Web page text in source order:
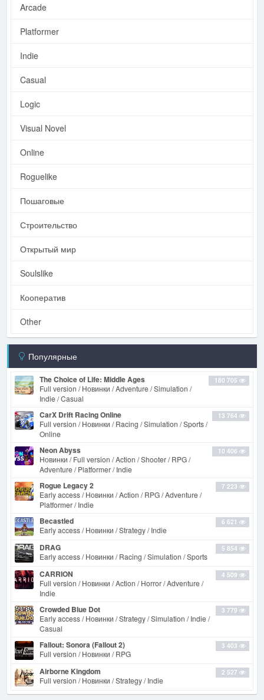
Arcade
Platformer
Indie
Casual
Logic
Visual Novel
Online
Roguelike
Пошаговые
Строительство
Открытый мир
Soulslike
Кооператив
Other
Популярные
180 705
The Choice of Life: Middle Ages
Full version / Новинки / Adventure / Simulation /
Indie / Casual
13 764
CarX Drift Racing Online
Full version / Новинки / Racing / Simulation / Sports /
Online
10 406
Neon Abyss
Новинки / Full version / Action / Shooter / RPG /
Adventure / Platformer / Indie
7 223
Rogue Legacy 2
Early access / Новинки / Action / RPG / Adventure /
Platformer / Indie
6 621
Becastled
Early access / Новинки / Strategy / Indie
5 854
DRAG
Early access / Новинки / Racing / Simulation / Sports
4 509
CARRION
Full version / Новинки / Action / Horror / Adventure /
Indie
3 779
Crowded Blue Dot
Early access / Новинки / Strategy / Simulation / Indie /
Casual
3 403
Fallout: Sonora (Fallout 2)
Full version / Новинки / RPG
2 527
Airborne Kingdom
Full version / Новинки / Strategy / Indie